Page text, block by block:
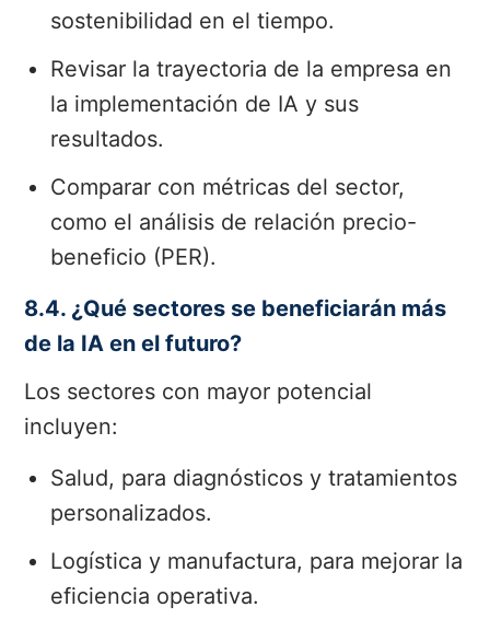
sostenibilidad en el tiempo.
Revisar la trayectoria de la empresa en
la implementación de IA y sus
resultados.
Comparar con métricas del sector,
como el análisis de relación precio-
beneficio (PER).
8.4. ¿Qué sectores se beneficiarán más
de la IA en el futuro?
Los sectores con mayor potencial
incluyen:
Salud, para diagnósticos y tratamientos
personalizados.
Logística y manufactura, para mejorar la
eficiencia operativa.